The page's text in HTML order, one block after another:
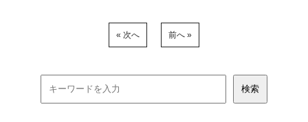
« 次へ 前へ »